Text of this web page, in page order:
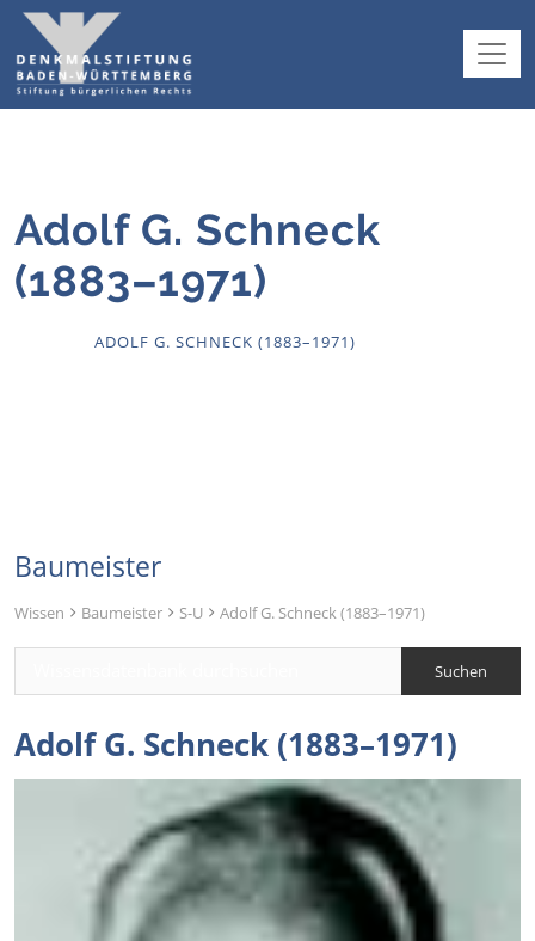
Adolf G. Schneck
(1883–1971)
ADOLF G. SCHNECK (1883–1971)
Baumeister
Wissen Baumeister S-U Adolf G. Schneck (1883–1971)
Adolf G. Schneck (1883–1971)